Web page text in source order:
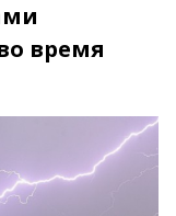
время